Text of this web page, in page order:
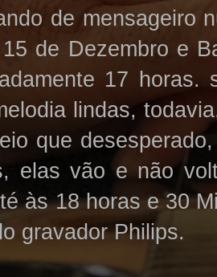
de mensageiro
de Dezembro e
17
lindas,
que
elas vão e não
às 18 horas e 30
gravador Philips.